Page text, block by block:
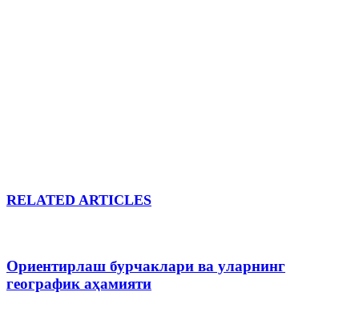
RELATED ARTICLES
Ориентирлаш бурчаклари ва уларнинг
географик аҳамияти